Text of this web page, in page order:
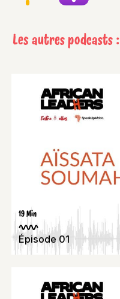
Les autres podcasts :
19 Min
Épisode 01